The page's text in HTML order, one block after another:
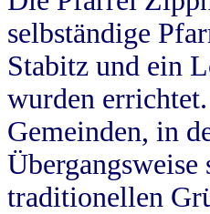
selbständige
Stabitz und ein
wurden
Gemeinden, in
traditionellen